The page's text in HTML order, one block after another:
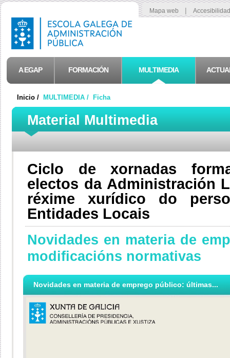
Mapa web |
A EGAP FORMACIÓN MULTIMEDIA
Inicio / MULTIMEDIA / Ficha
Material Multimedia
Ciclo de xornadas
electos da Administración
réxime xurídico do
Entidades Locais
Novidades en materia de
modificacións normativas
Novidades en materia de emprego público: últimas...